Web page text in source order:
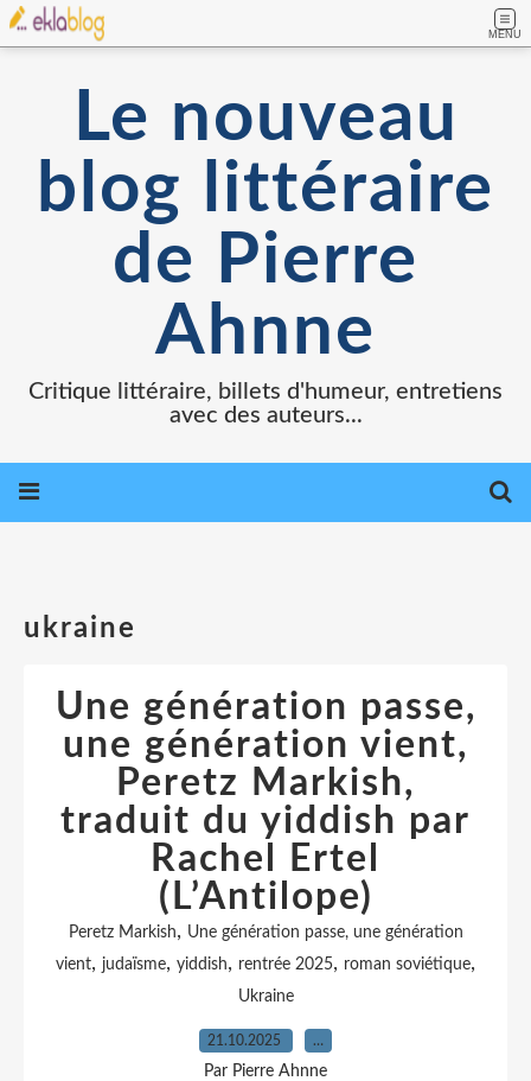
MENU
Le nouveau
blog littéraire
de Pierre
Ahnne
Critique littéraire, billets d'humeur, entretiens
avec des auteurs...
ukraine
Une génération passe,
une génération vient,
Peretz Markish,
traduit du yiddish par
Rachel Ertel
(L’Antilope)
Peretz Markish, Une génération passe, une génération
vient, judaïsme, yiddish, rentrée 2025, roman soviétique,
Ukraine
21.10.2025 …
Par Pierre Ahnne